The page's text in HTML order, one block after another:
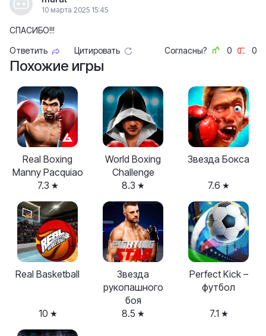
10 марта 2025 15:45
СПАСИБО!!!
Ответить
Цитировать Согласны? 0 0
Похожие игры
Real Boxing
Manny Pacquiao
7.3
World Boxing
Challenge
8.3
Звезда Бокса
7.6
Real Basketball
10
Звезда
рукопашного
боя
8.5
Perfect Kick –
футбол
7.1